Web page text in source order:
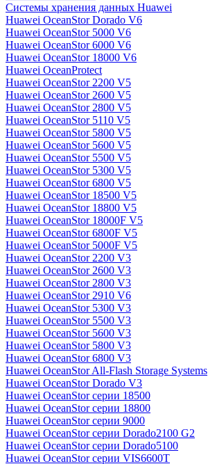
Системы хранения данных Huawei
Huawei OceanStor Dorado V6
Huawei OceanStor 5000 V6
Huawei OceanStor 6000 V6
Huawei OceanStor 18000 V6
Huawei OceanProtect
Huawei OceanStor 2200 V5
Huawei OceanStor 2600 V5
Huawei OceanStor 2800 V5
Huawei OceanStor 5110 V5
Huawei OceanStor 5800 V5
Huawei OceanStor 5600 V5
Huawei OceanStor 5500 V5
Huawei OceanStor 5300 V5
Huawei OceanStor 6800 V5
Huawei OceanStor 18500 V5
Huawei OceanStor 18800 V5
Huawei OceanStor 18000F V5
Huawei OceanStor 6800F V5
Huawei OceanStor 5000F V5
Huawei OceanStor 2200 V3
Huawei OceanStor 2600 V3
Huawei OceanStor 2800 V3
Huawei OceanStor 2910 V6
Huawei OceanStor 5300 V3
Huawei OceanStor 5500 V3
Huawei OceanStor 5600 V3
Huawei OceanStor 5800 V3
Huawei OceanStor 6800 V3
Huawei OceanStor All-Flash Storage Systems
Huawei OceanStor Dorado V3
Huawei OceanStor серии 18500
Huawei OceanStor серии 18800
Huawei OceanStor серии 9000
Huawei OceanStor серии Dorado2100 G2
Huawei OceanStor серии Dorado5100
Huawei OceanStor серии VIS6600T